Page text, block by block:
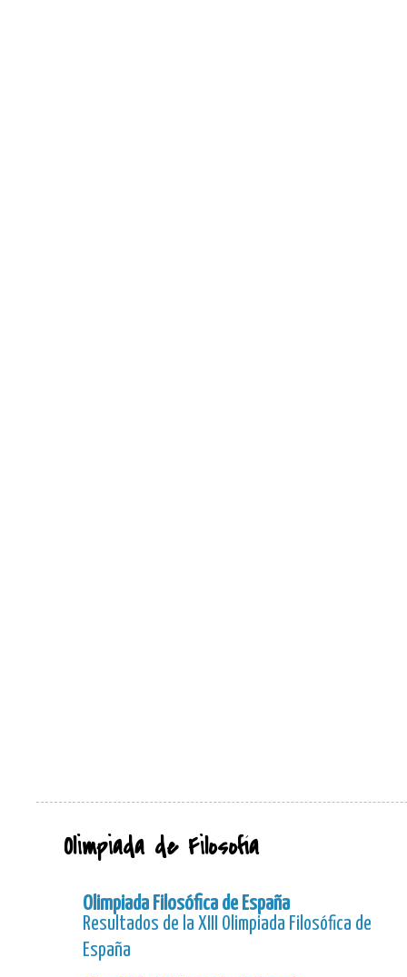
Olimpiada de Filosofía
Olimpiada Filosófica de España
Resultados de la XIII Olimpiada Filosófica de
España